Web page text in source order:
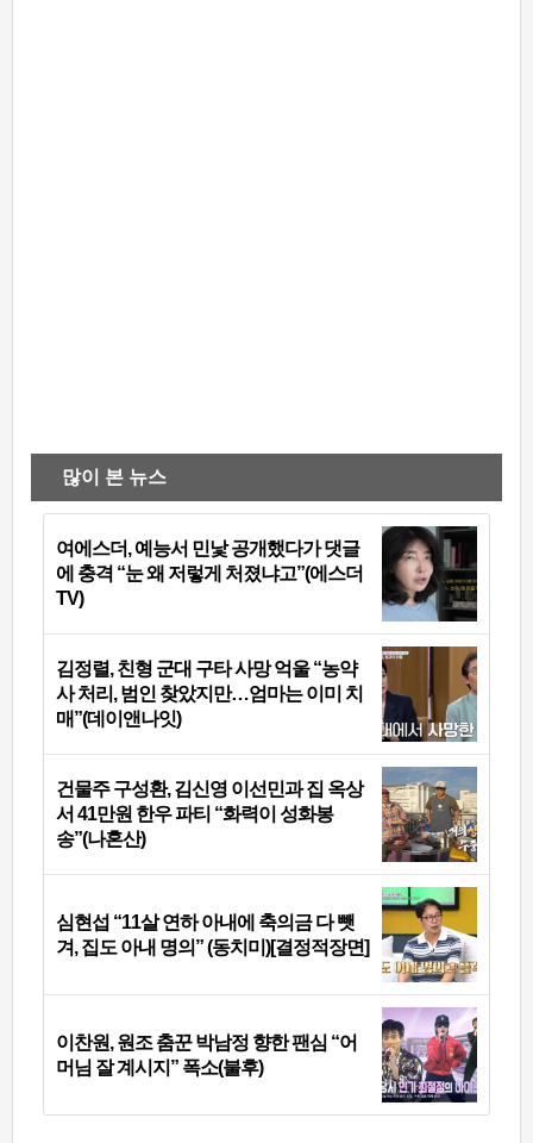
많이 본 뉴스
여에스더, 예능서 민낯 공개했다가 댓글
에 충격 “눈 왜 저렇게 처졌냐고”(에스더
TV)
김정렬, 친형 군대 구타 사망 억울 “농약
사 처리, 범인 찾았지만…엄마는 이미 치
매”(데이앤나잇)
건물주 구성환, 김신영 이선민과 집 옥상
서 41만원 한우 파티 “화력이 성화봉
송”(나혼산)
심현섭 “11살 연하 아내에 축의금 다 뺏
겨, 집도 아내 명의” (동치미)[결정적장면]
이찬원, 원조 춤꾼 박남정 향한 팬심 “어
머님 잘 계시지” 폭소(불후)